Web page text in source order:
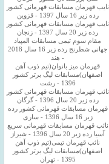
نایب قهرمان مسابقات قهرمانی کشور
رده زیر 16 سال 1397 - قزوین
نایب قهرمان مسابقات قهرمانی کشور
رده زیر 20 سال 1397 - زنجان
مقام سوم تیمی مسابقات المپیاد
جهانی شطرنج رده زیر 16 سال 2018
- هند
قهرمان میز بانوان(تیم ذوب آهن
اصفهان)مسابقات لیگ برتر کشور
1396 - رشت
نائب قهرمان مسابقات قهرمانی کشور
رده زیر 20 سال 1396 - گرگان
قهرمان مسابقات قهرمانی کشور رده
زیر 16 سال 1396 - ساری
نائب قهرمان مسابقات قهرمانی سریع
آسیا رده زیر 20 سال 1396 - شیراز
نائب قهرمان تیمی(تیم ذوب آهن
اصفهان)مسابقات لیگ برتر کشور
1395 - تهران